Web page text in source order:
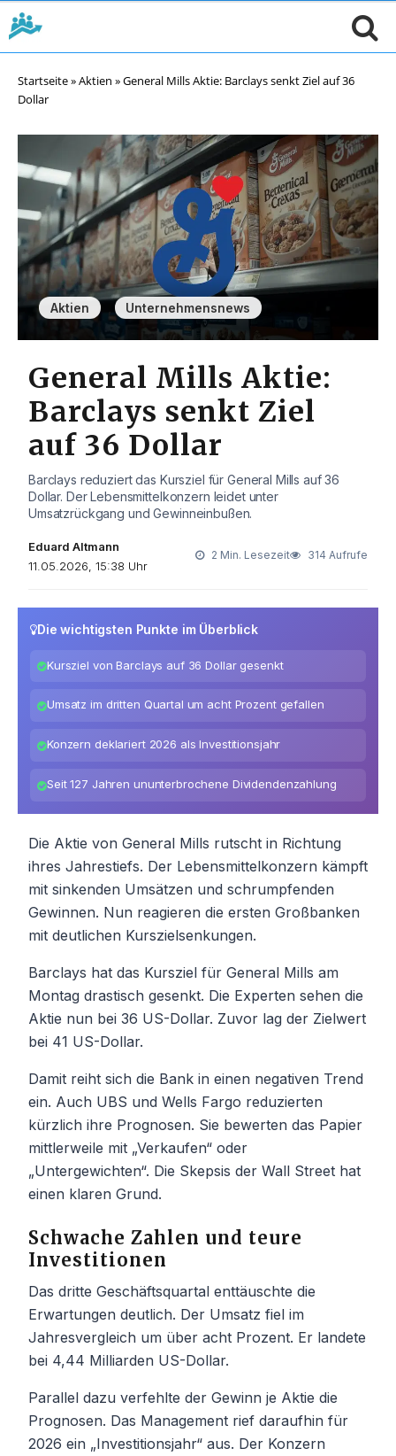
Startseite»Aktien »General Mills Aktie: Barclays senkt Ziel auf 36
Dollar
Aktien Unternehmensnews
General Mills Aktie:
Barclays senkt Ziel
auf 36 Dollar
Barclays reduziert das Kursziel für General Mills auf 36
Dollar. Der Lebensmittelkonzern leidet unter
Umsatzrückgang und Gewinneinbußen.
Eduard Altmann
11.05.2026, 15:38 Uhr
2 Min. Lesezeit 314 Aufrufe
Die wichtigsten Punkte im Überblick
Kursziel von Barclays auf 36 Dollar gesenkt
Umsatz im dritten Quartal um acht Prozent gefallen
Konzern deklariert 2026 als Investitionsjahr
Seit 127 Jahren ununterbrochene Dividendenzahlung
Die Aktie von General Mills rutscht in Richtung
ihres Jahrestiefs. Der Lebensmittelkonzern kämpft
mit sinkenden Umsätzen und schrumpfenden
Gewinnen. Nun reagieren die ersten Großbanken
mit deutlichen Kurszielsenkungen.
Barclays hat das Kursziel für General Mills am
Montag drastisch gesenkt. Die Experten sehen die
Aktie nun bei 36 US-Dollar. Zuvor lag der Zielwert
bei 41 US-Dollar.
Damit reiht sich die Bank in einen negativen Trend
ein. Auch UBS und Wells Fargo reduzierten
kürzlich ihre Prognosen. Sie bewerten das Papier
mittlerweile mit „Verkaufen“ oder
„Untergewichten“. Die Skepsis der Wall Street hat
einen klaren Grund.
Schwache Zahlen und teure
Investitionen
Das dritte Geschäftsquartal enttäuschte die
Erwartungen deutlich. Der Umsatz fiel im
Jahresvergleich um über acht Prozent. Er landete
bei 4,44 Milliarden US-Dollar.
Parallel dazu verfehlte der Gewinn je Aktie die
Prognosen. Das Management rief daraufhin für
2026 ein „Investitionsjahr“ aus. Der Konzern